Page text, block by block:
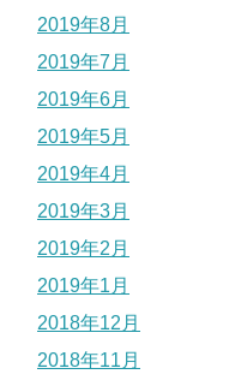
2019年8月
2019年7月
2019年6月
2019年5月
2019年4月
2019年3月
2019年2月
2019年1月
2018年12月
2018年11月